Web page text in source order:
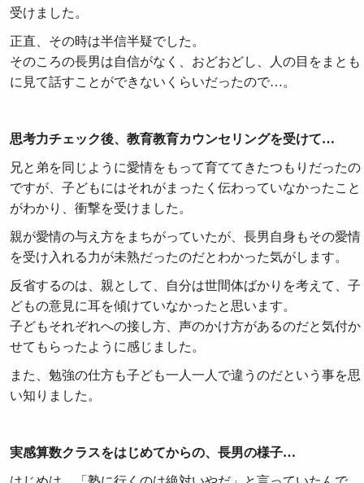
受けました。
正直、その時は半信半疑でした。
そのころの長男は自信がなく、おどおどし、人の目をまとも
に見て話すことができないくらいだったので…。
思考力チェック後、教育教育カウンセリングを受けて…
兄と弟を同じように愛情をもって育ててきたつもりだったの
ですが、子どもにはそれがまったく伝わっていなかったこと
がわかり、衝撃を受けました。
親が愛情の与え方をまちがっていたが、長男自身もその愛情
を受け入れる力が未熟だったのだとわかった気がします。
反省するのは、親として、自分は世間体ばかりを考えて、子
どもの意見に耳を傾けていなかったと思います。
子どもそれぞれへの接し方、声のかけ方があるのだと気付か
せてもらったように感じました。
また、勉強の仕方も子ども一人一人で違うのだという事を思
い知りました。
実感算数クラスをはじめてからの、長男の様子…